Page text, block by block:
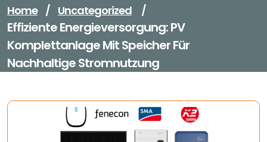
Home / Uncategorized /
Effiziente Energieversorgung: PV
Komplettanlage Mit Speicher Für
Nachhaltige Stromnutzung